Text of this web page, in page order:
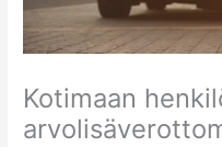
Kotimaan